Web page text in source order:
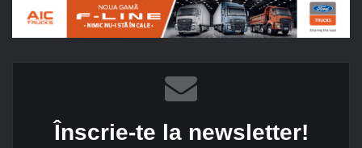
Înscrie-te la newsletter!